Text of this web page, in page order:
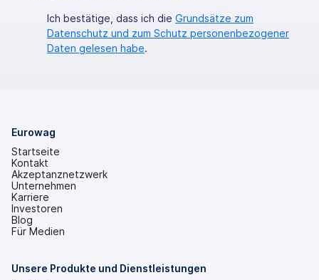
Ich bestätige, dass ich die Grundsätze zum
Datenschutz und zum Schutz personenbezogener
Daten gelesen habe.
Eurowag
Startseite
Kontakt
Akzeptanznetzwerk
Unternehmen
Karriere
Investoren
(wird
in
Tab
Blog
Für Medien
Unsere Produkte und Dienstleistungen